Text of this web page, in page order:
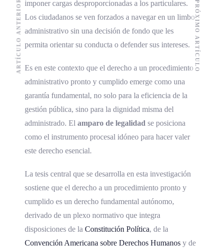
imponer cargas desproporcionadas a los particulares.
Los ciudadanos se ven forzados a navegar en un limbo
administrativo sin una decisión de fondo que les
permita orientar su conducta o defender sus intereses.
Es en este contexto que el derecho a un procedimiento
administrativo pronto y cumplido emerge como una
garantía fundamental, no solo para la eficiencia de la
gestión pública, sino para la dignidad misma del
administrado. El amparo de legalidad se posiciona
como el instrumento procesal idóneo para hacer valer
este derecho esencial.
La tesis central que se desarrolla en esta investigación
sostiene que el derecho a un procedimiento pronto y
cumplido es un derecho fundamental autónomo,
derivado de un plexo normativo que integra
disposiciones de la Constitución Política, de la
Convención Americana sobre Derechos Humanos y de
ARTÍCULO ANTERIOR PRÓXIMO ARTÍCULO